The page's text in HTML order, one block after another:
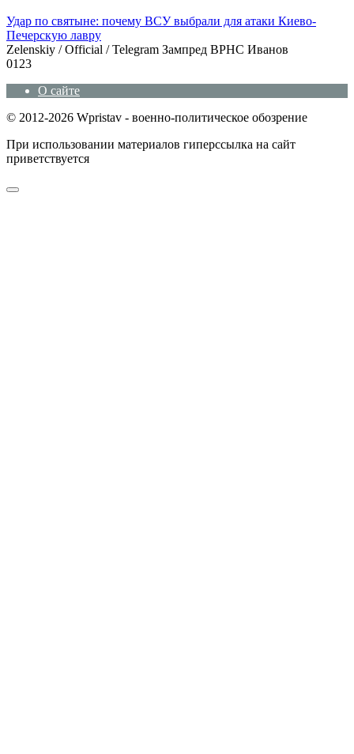
Удар по святыне: почему ВСУ выбрали для атаки Киево-
Печерскую лавру
Zеlеnskiу / Оfficiаl / Telegram Зампред ВРНС Иванов
0123
О сайте
© 2012-2026 Wpristav - военно-политическое обозрение
При использовании материалов гиперссылка на сайт
приветствуется